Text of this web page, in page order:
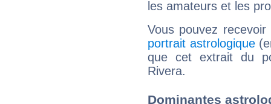
les amateurs et les
Vous pouvez
portrait astrologique
que cet extrait du
Rivera.
Dominantes